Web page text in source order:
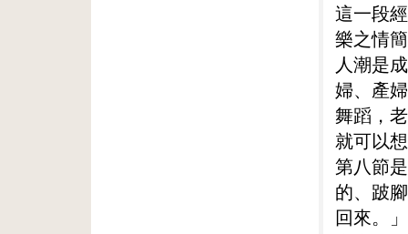
這一段
樂之情
人潮是
婦、產
舞蹈，
就可以
第八節
的、跛
回來。